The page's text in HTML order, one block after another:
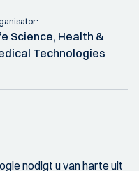
Science, Health &
Technologies
nodigt u van harte uit